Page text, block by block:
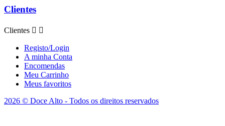
Clientes
Clientes  
Registo/Login
A minha Conta
Encomendas
Meu Carrinho
Meus favoritos
2026 © Doce Alto - Todos os direitos reservados